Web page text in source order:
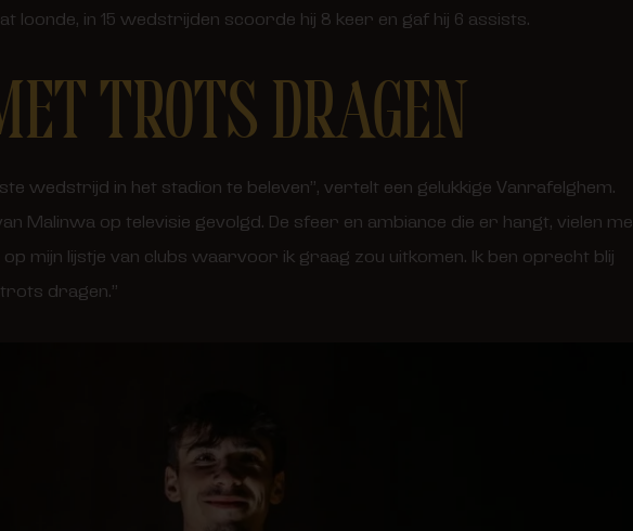
loonde, in 15 wedstrijden scoorde hij 8 keer en gaf hij 6 assists.
TROTS DRAGEN
wedstrijd in het stadion te beleven”, vertelt een gelukkige Vanrafelghem.
Malinwa op televisie gevolgd. De sfeer en ambiance die er hangt, vielen me
mijn lijstje van clubs waarvoor ik graag zou uitkomen. Ik ben oprecht blij
dragen.”